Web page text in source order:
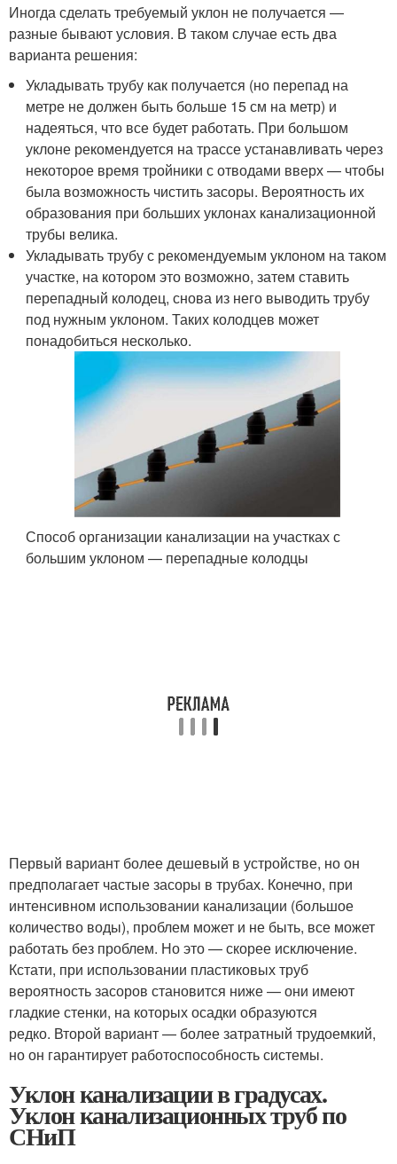
Иногда сделать требуемый уклон не получается —
разные бывают условия. В таком случае есть два
варианта решения:
Укладывать трубу как получается (но перепад на
метре не должен быть больше 15 см на метр) и
надеяться, что все будет работать. При большом
уклоне рекомендуется на трассе устанавливать через
некоторое время тройники с отводами вверх — чтобы
была возможность чистить засоры. Вероятность их
образования при больших уклонах канализационной
трубы велика.
Укладывать трубу с рекомендуемым уклоном на таком
участке, на котором это возможно, затем ставить
перепадный колодец, снова из него выводить трубу
под нужным уклоном. Таких колодцев может
понадобиться несколько.
Способ организации канализации на участках с
большим уклоном — перепадные колодцы
Первый вариант более дешевый в устройстве, но он
предполагает частые засоры в трубах. Конечно, при
интенсивном использовании канализации (большое
количество воды), проблем может и не быть, все может
работать без проблем. Но это — скорее исключение.
Кстати, при использовании пластиковых труб
вероятность засоров становится ниже — они имеют
гладкие стенки, на которых осадки образуются
редко. Второй вариант — более затратный трудоемкий,
но он гарантирует работоспособность системы.
Уклон канализации в градусах.
Уклон канализационных труб по
СНиП